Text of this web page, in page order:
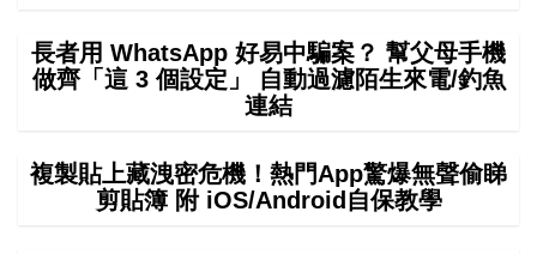
長者用 WhatsApp 好易中騙案？ 幫父母手機
做齊「這 3 個設定」 自動過濾陌生來電/釣魚
連結
複製貼上藏洩密危機！熱門App驚爆無聲偷睇
剪貼簿 附 iOS/Android自保教學